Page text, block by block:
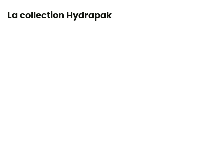
La collection Hydrapak